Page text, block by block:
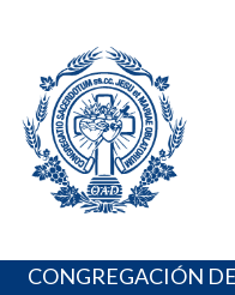
content
Portal de los Padres
Oraciones, Música
CONGREGACIÓN